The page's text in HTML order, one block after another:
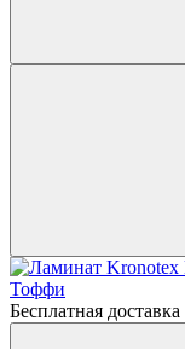
Бесплатная доставка